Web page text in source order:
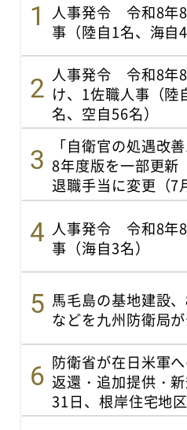
人事発令 令和8年
事（陸自1名、海自
人事発令 令和8年
け、1佐職人事（陸
名、空自56名）
「自衛官の処遇改
8年度版を一部更
退職手当に変更（7
人事発令 令和8年
事（海自3名）
馬毛島の基地建設
などを九州防衛局が
防衛省が在日米軍
返還・追加提供・
31日、根岸住宅地